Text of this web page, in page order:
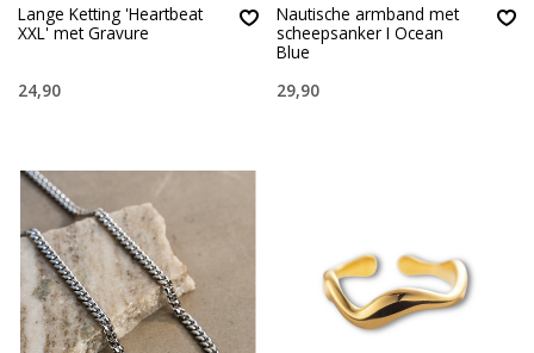
Lange Ketting 'Heartbeat
XXL' met Gravure
24,90
Nautische armband met
scheepsanker I Ocean
Blue
29,90